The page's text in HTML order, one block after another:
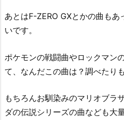
あとはF-ZERO GXとかの曲も
いです。
ポケモンの戦闘曲やロックマン
て、なんだこの曲は？調べたり
もちろんお馴染みのマリオブラ
ダの伝説シリーズの曲なども大